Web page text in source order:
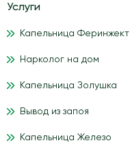
Услуги
Капельница Феринжект
Нарколог на дом
Капельница Золушка
Вывод из запоя
Капельница Железо